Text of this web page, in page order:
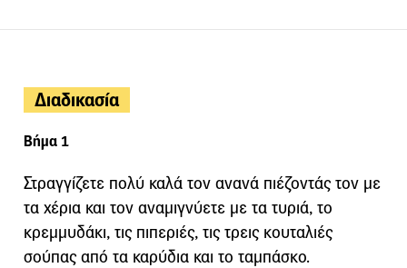
Διαδικασία
Βήμα 1
Στραγγίζετε πολύ καλά τον ανανά πιέζοντάς τον με
τα χέρια και τον αναμιγνύετε με τα τυριά, το
κρεμμυδάκι, τις πιπεριές, τις τρεις κουταλιές
σούπας από τα καρύδια και το ταμπάσκο.